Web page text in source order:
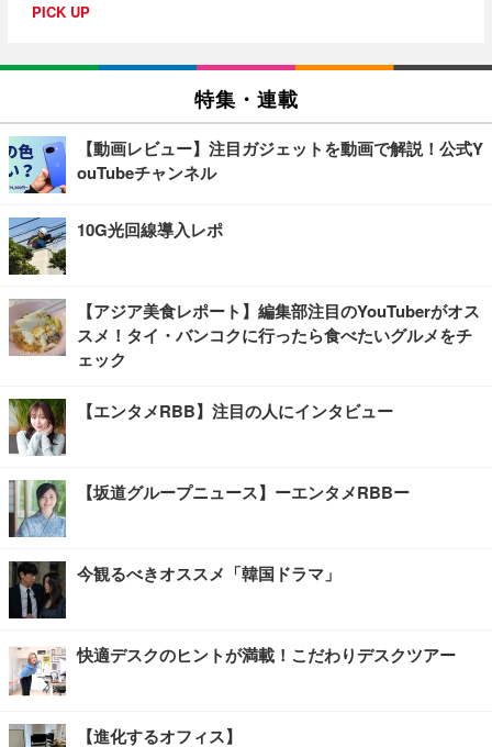
PICK UP
特集・連載
【動画レビュー】注目ガジェットを動画で解説！公式Y
ouTubeチャンネル
10G光回線導入レポ
【アジア美食レポート】編集部注目のYouTuberがオス
スメ！タイ・バンコクに行ったら食べたいグルメをチ
ェック
【エンタメRBB】注目の人にインタビュー
【坂道グループニュース】ーエンタメRBBー
今観るべきオススメ「韓国ドラマ」
快適デスクのヒントが満載！こだわりデスクツアー
【進化するオフィス】